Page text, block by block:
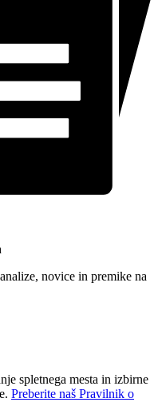
novice in premike na
spletnega mesta in izbirne
Preberite naš Pravilnik o